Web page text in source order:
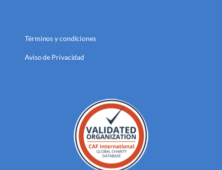
Términos y condiciones
Aviso de Privacidad